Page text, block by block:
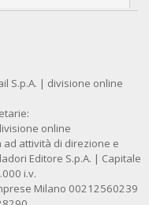
S.p.A. | divisione online
online
attività di direzione e
Editore S.p.A. | Capitale
i.v.
Milano 00212560239